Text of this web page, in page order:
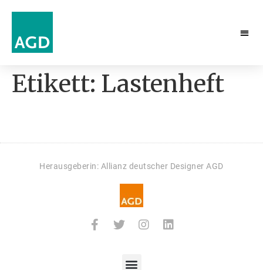
Etikett: Lastenheft
Herausgeberin: Allianz deutscher Designer AGD